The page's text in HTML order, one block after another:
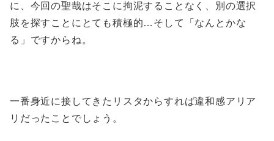
に、今回の聖哉はそこに拘泥することなく、別の選択
肢を探すことにとても積極的…そして「なんとかな
る」ですからね。
一番身近に接してきたリスタからすれば違和感アリア
リだったことでしょう。